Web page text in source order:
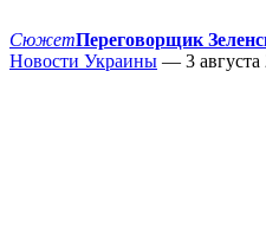
СюжетПереговорщик
Новости Украины — 3 августа